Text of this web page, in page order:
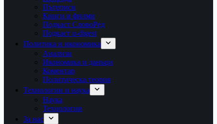
Пътеписи
Книги и филми
Подкаст СловоРед
Подкаст u-digest
Политика и икономика
Анализи
Икономика и данъци
Коментар
Политическа теория
Технологии и наука
Наука
Технологии
За нас